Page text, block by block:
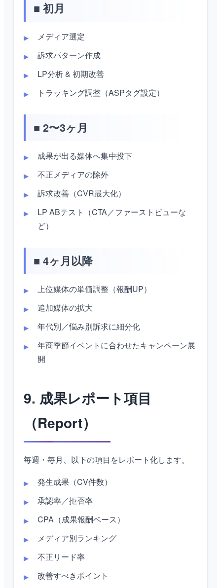
■ 初月
メディア選定
訴求パターン作成
LP分析 & 初期改善
トラッキング調整（ASPタグ設定）
■ 2〜3ヶ月
成果が出る媒体へ集中投下
不正メディアの除外
訴求改善（CVR最大化）
LP ABテスト（CTA／ファーストビューな
ど）
■ 4ヶ月以降
上位媒体の単価調整（報酬UP）
追加媒体の拡大
年代別／悩み別訴求に細分化
年商季節イベントに合わせたキャンペーン展
開
9. 成果レポート項目
（Report）
毎週・毎月、以下の項目をレポート化します。
発生成果（CV件数）
承認率／拒否率
CPA（成果報酬ベース）
メディア別ランキング
不正リード率
改善すべきポイント